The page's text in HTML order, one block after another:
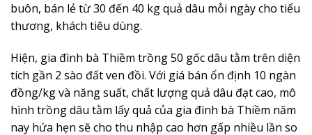
buôn, bán lẻ từ 30 đến 40 kg quả dâu mỗi ngày cho tiểu
thương, khách tiêu dùng.
Hiện, gia đình bà Thiềm trồng 50 gốc dâu tằm trên diện
tích gần 2 sào đất ven đồi. Với giá bán ổn định 10 ngàn
đồng/kg và năng suất, chất lượng quả dâu đạt cao, mô
hình trồng dâu tằm lấy quả của gia đình bà Thiềm năm
nay hứa hẹn sẽ cho thu nhập cao hơn gấp nhiều lần so